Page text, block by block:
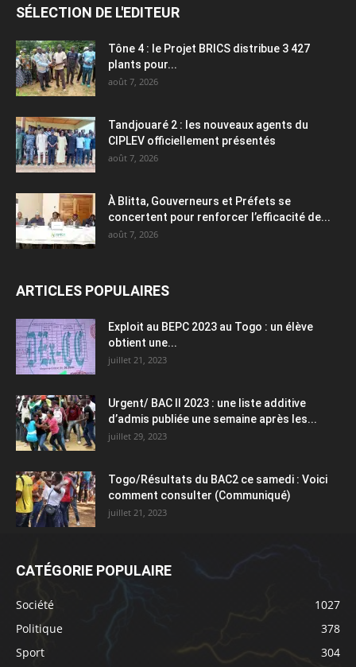
SÉLECTION DE L'EDITEUR
Tône 4 : le Projet BRICS distribue 3 427
plants pour...
août 7, 2026
Tandjouaré 2 : les nouveaux agents du
CIPLEV officiellement présentés
août 7, 2026
À Blitta, Gouverneurs et Préfets se
concertent pour renforcer l’efficacité de...
août 7, 2026
ARTICLES POPULAIRES
Exploit au BEPC 2023 au Togo : un élève
obtient une...
juillet 21, 2023
Urgent/ BAC II 2023 : une liste additive
d’admis publiée une semaine après les...
juillet 29, 2023
Togo/Résultats du BAC2 ce samedi : Voici
comment consulter (Communiqué)
juillet 21, 2023
CATÉGORIE POPULAIRE
Société
1027
Politique
378
Sport
304